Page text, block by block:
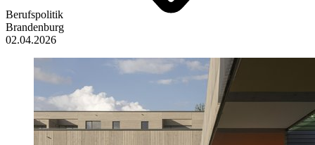
Berufspolitik
Brandenburg
02.04.2026